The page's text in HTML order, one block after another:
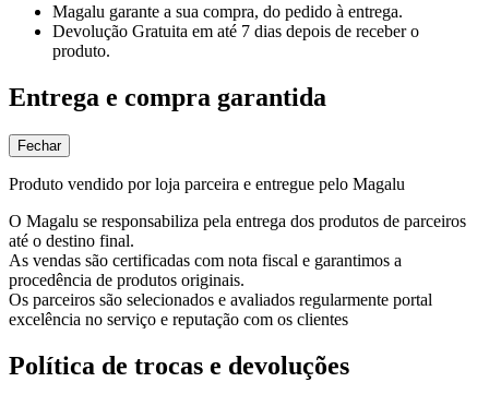
Magalu garante a sua compra, do pedido à entrega.
Devolução Gratuita em até 7 dias depois de receber o
produto.
Entrega e compra garantida
Fechar
Produto vendido por loja parceira e entregue pelo Magalu
O Magalu se responsabiliza pela entrega dos produtos de parceiros
até o destino final.
As vendas são certificadas com nota fiscal e garantimos a
procedência de produtos originais.
Os parceiros são selecionados e avaliados regularmente portal
excelência no serviço e reputação com os clientes
Política de trocas e devoluções